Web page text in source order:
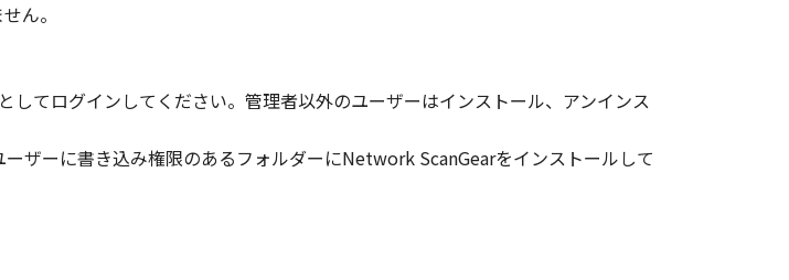
び販売店、並びにキヤノンのライセンサーは、お客様による「本ソフ
してアップデート、バグの修正あるいはサポートを行うことについ
本ソフトウェア」に関して、商品性および特定の目的への適合性の保
しないものとします。
ん。
てログインしてください。管理者以外のユーザーはインストール、アンインス
ザーに書き込み権限のあるフォルダーにNetwork ScanGearをインストールして